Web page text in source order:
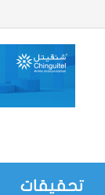
تحقيقات